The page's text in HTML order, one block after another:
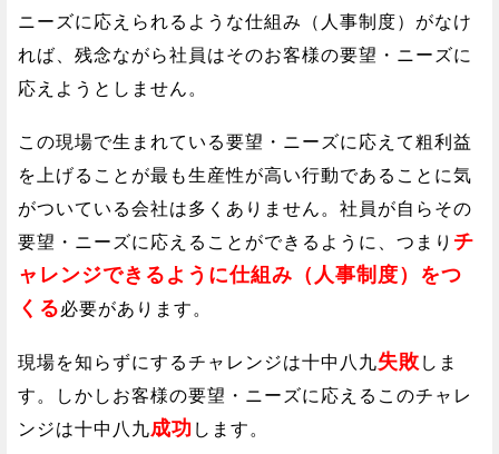
ニーズに応えられるような仕組み（人事制度）がなけ
れば、残念ながら社員はそのお客様の要望・ニーズに
応えようとしません。
この現場で生まれている要望・ニーズに応えて粗利益
を上げることが最も生産性が高い行動であることに気
がついている会社は多くありません。社員が自らその
要望・ニーズに応えることができるように、つまり チ
ャレンジできるように仕組み（人事制度）をつ
くる必要があります。
現場を知らずにするチャレンジは十中八九失敗 しま
す。しかしお客様の要望・ニーズに応えるこのチャレ
ンジは十中八九成功 します。